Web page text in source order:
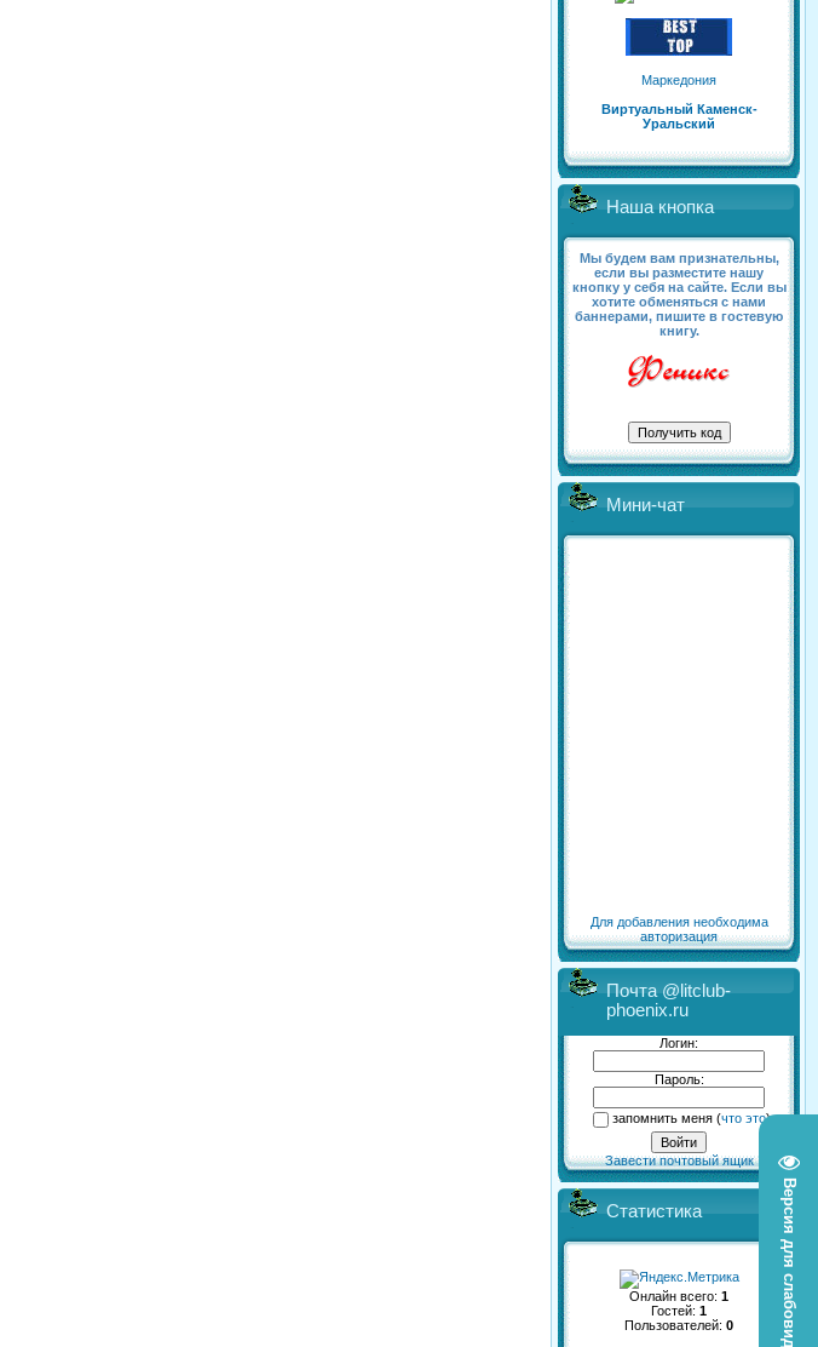
Версия для слабовидящих
Маркедония
Виртуальный Каменск-
Уральский
Наша кнопка
Мы будем вам признательны,
если вы разместите нашу
кнопку у себя на сайте. Если вы
хотите обменяться с нами
баннерами, пишите в гостевую
книгу.
Мини-чат
Для добавления необходима
авторизация
Почта @litclub-
phoenix.ru
Логин:
Пароль:
запомнить меня(что это)
Завести почтовый ящик
Статистика
Онлайн всего: 1
Гостей: 1
Пользователей: 0